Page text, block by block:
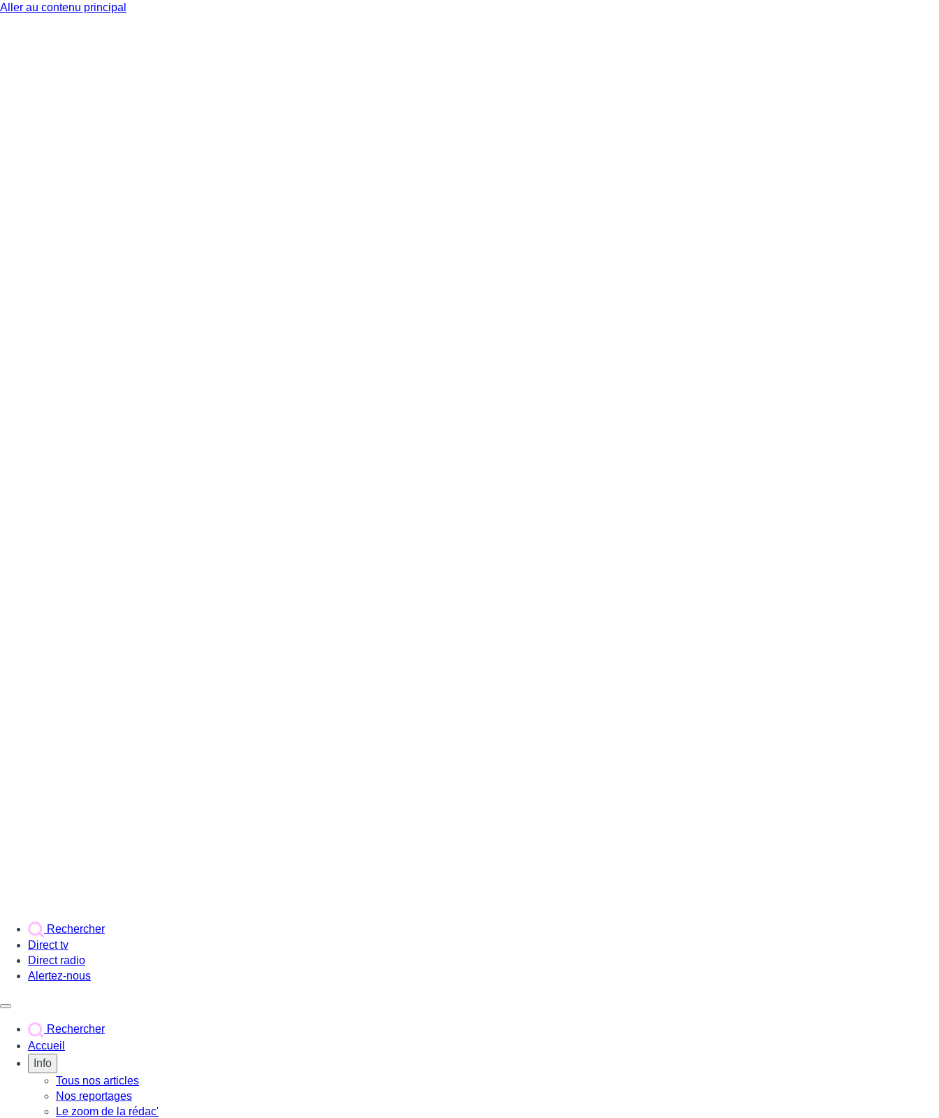
Aller au contenu principal
Rechercher
Direct tv
Direct radio
Alertez-nous
Rechercher
Accueil
Info
Tous nos articles
Nos reportages
Le zoom de la rédac'